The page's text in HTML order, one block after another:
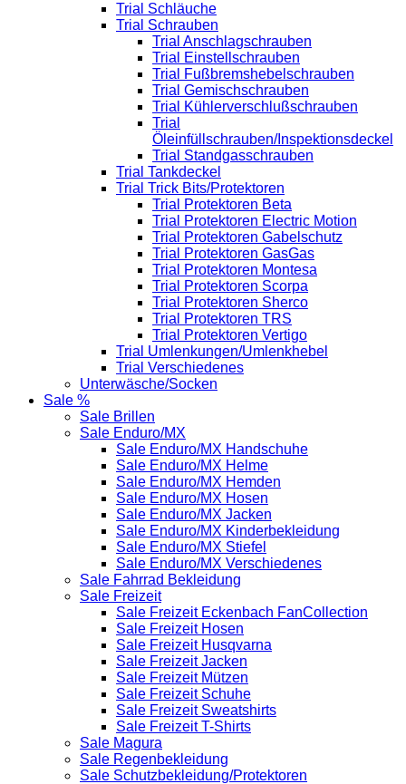
Trial Schläuche
Trial Schrauben
Trial Anschlagschrauben
Trial Einstellschrauben
Trial Fußbremshebelschrauben
Trial Gemischschrauben
Trial Kühlerverschlußschrauben
Trial
Öleinfüllschrauben/Inspektionsdeckel
Trial Standgasschrauben
Trial Tankdeckel
Trial Trick Bits/Protektoren
Trial Protektoren Beta
Trial Protektoren Electric Motion
Trial Protektoren Gabelschutz
Trial Protektoren GasGas
Trial Protektoren Montesa
Trial Protektoren Scorpa
Trial Protektoren Sherco
Trial Protektoren TRS
Trial Protektoren Vertigo
Trial Umlenkungen/Umlenkhebel
Trial Verschiedenes
Unterwäsche/Socken
Sale %
Sale Brillen
Sale Enduro/MX
Sale Enduro/MX Handschuhe
Sale Enduro/MX Helme
Sale Enduro/MX Hemden
Sale Enduro/MX Hosen
Sale Enduro/MX Jacken
Sale Enduro/MX Kinderbekleidung
Sale Enduro/MX Stiefel
Sale Enduro/MX Verschiedenes
Sale Fahrrad Bekleidung
Sale Freizeit
Sale Freizeit Eckenbach FanCollection
Sale Freizeit Hosen
Sale Freizeit Husqvarna
Sale Freizeit Jacken
Sale Freizeit Mützen
Sale Freizeit Schuhe
Sale Freizeit Sweatshirts
Sale Freizeit T-Shirts
Sale Magura
Sale Regenbekleidung
Sale Schutzbekleidung/Protektoren